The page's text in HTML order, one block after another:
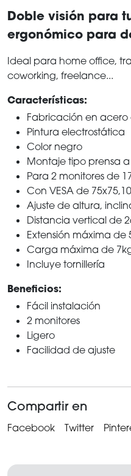
Doble visión para
ergonómico para
Ideal para home office,
coworking, freelance...
Características:
Fabricación en
Pintura electrostática
Color negro
Montaje tipo prensa a
Para 2 monitores de
Con VESA de
Ajuste de altura,
Distancia vertical de
Extensión máxima de
Carga máxima de
Incluye tornillería
Beneficios:
Fácil instalación
2 monitores
Ligero
Facilidad de ajuste
Compartir en
Facebook Twitter